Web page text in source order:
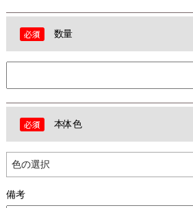
数量
本体色
色の選択
備考